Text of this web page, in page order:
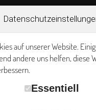
auf unserer Website.
andere uns helfen, diese
Essentiell